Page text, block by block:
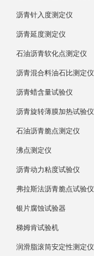
沥青针入度测定仪
沥青延度测定仪
石油沥青软化点测定仪
沥青混合料油石比测定仪
沥青蜡含量试验仪
沥青旋转薄膜加热试验仪
石油沥青脆点测定仪
沸点测定仪
沥青动力粘度试验仪
弗拉斯法沥青脆点试验仪
银片腐蚀试验器
梯姆肯试验机
润滑脂滚筒安定性测定仪